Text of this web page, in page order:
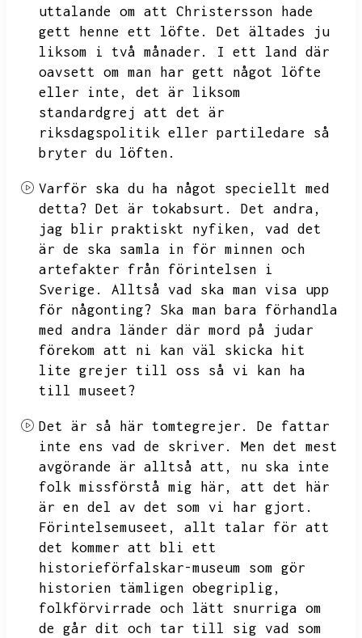
uttalande om att Christersson hade
gett henne ett löfte.
Det ältades ju
liksom i två månader.
I ett land där
oavsett om man har gett något löfte
eller inte,
det är liksom
standardgrej att det är
riksdagspolitik eller partiledare så
bryter du löften.
Varför ska du ha något speciellt med
detta? Det är tokabsurt.
Det andra,
jag blir praktiskt nyfiken,
vad det
är de ska samla in för minnen och
artefakter från förintelsen i
Sverige.
Alltså vad ska man visa upp
för någonting?
Ska man bara förhandla
med andra länder där mord på judar
förekom att ni kan väl skicka hit
lite grejer till oss så vi kan ha
till museet?
Det är så här tomtegrejer.
De fattar
inte ens vad de skriver.
Men det mest
avgörande är alltså att,
nu ska inte
folk missförstå mig här,
att det här
är en del av det som vi har gjort.
Förintelsemuseet,
allt talar för att
det kommer att bli ett
historieförfalskar-museum som gör
historien tämligen obegriplig,
folkförvirrade och lätt snurriga om
de går dit och tar till sig vad som